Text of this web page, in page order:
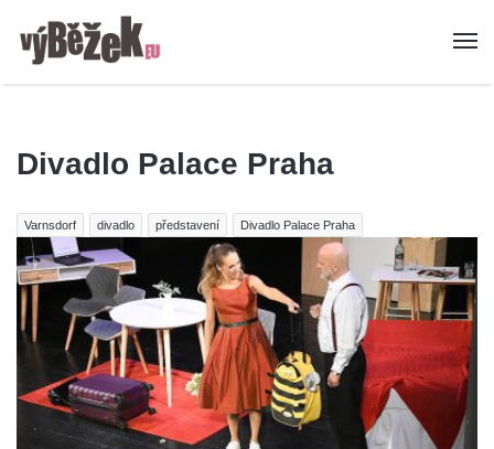
Divadlo Palace Praha
Varnsdorf divadlo představení Divadlo Palace Praha